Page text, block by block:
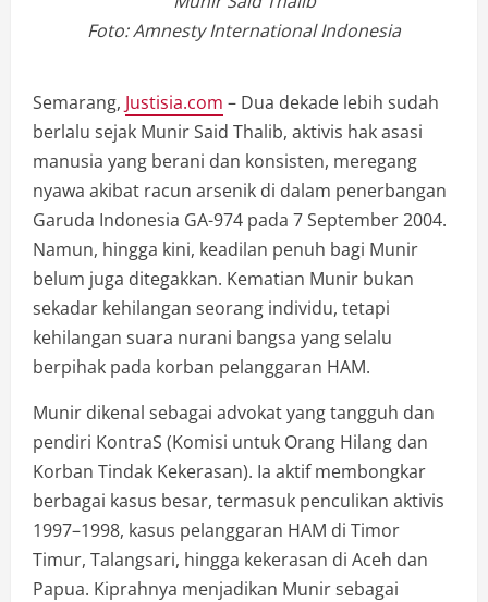
Foto: Amnesty International Indonesia
Semarang, Justisia.com – Dua dekade lebih sudah
berlalu sejak Munir Said Thalib, aktivis hak asasi
manusia yang berani dan konsisten, meregang
nyawa akibat racun arsenik di dalam penerbangan
Garuda Indonesia GA-974 pada 7 September 2004.
Namun, hingga kini, keadilan penuh bagi Munir
belum juga ditegakkan. Kematian Munir bukan
sekadar kehilangan seorang individu, tetapi
kehilangan suara nurani bangsa yang selalu
berpihak pada korban pelanggaran HAM.
Munir dikenal sebagai advokat yang tangguh dan
pendiri KontraS (Komisi untuk Orang Hilang dan
Korban Tindak Kekerasan). Ia aktif membongkar
berbagai kasus besar, termasuk penculikan aktivis
1997–1998, kasus pelanggaran HAM di Timor
Timur, Talangsari, hingga kekerasan di Aceh dan
Papua. Kiprahnya menjadikan Munir sebagai